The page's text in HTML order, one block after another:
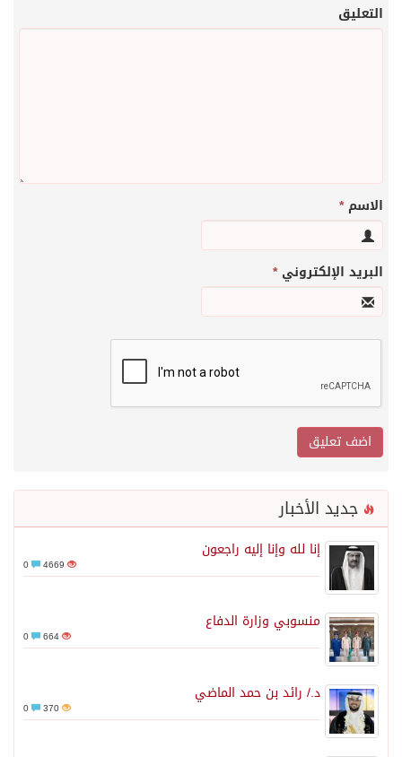
التعليق
الاسم*
البريد الإلكتروني*
جديد الأخبار
إنا لله وإنا إليه راجعون
4669
منسوبي وزارة الدفاع
664
د./ رائد بن حمد الماضي
370